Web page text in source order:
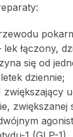
lek łączony,
się od
dziennie;
zwiększający
zwiększanej